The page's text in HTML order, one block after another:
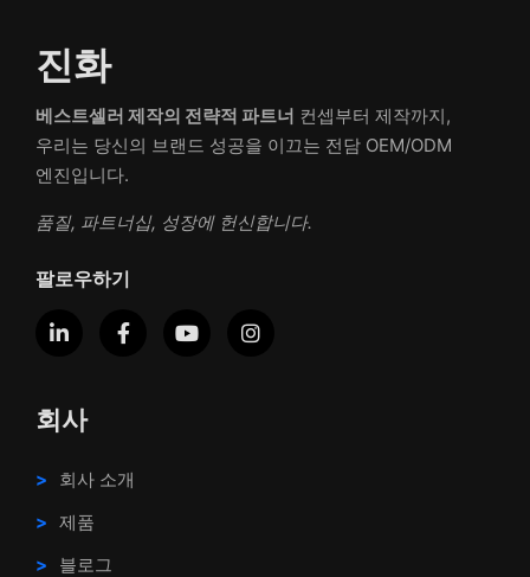
진화
베스트셀러 제작의 전략적 파트너 컨셉부터 제작까지,
우리는 당신의 브랜드 성공을 이끄는 전담 OEM/ODM
엔진입니다.
품질, 파트너십, 성장에 헌신합니다.
팔로우하기
회사
회사 소개
제품
블로그